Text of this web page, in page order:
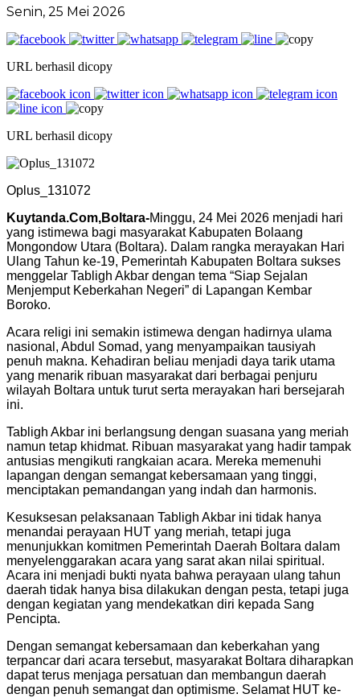
Senin, 25 Mei 2026
URL berhasil dicopy
URL berhasil dicopy
Oplus_131072
Kuytanda.Com,Boltara-Minggu, 24 Mei 2026 menjadi hari
yang istimewa bagi masyarakat Kabupaten Bolaang
Mongondow Utara (Boltara). Dalam rangka merayakan Hari
Ulang Tahun ke-19, Pemerintah Kabupaten Boltara sukses
menggelar Tabligh Akbar dengan tema “Siap Sejalan
Menjemput Keberkahan Negeri” di Lapangan Kembar
Boroko.
Acara religi ini semakin istimewa dengan hadirnya ulama
nasional, Abdul Somad, yang menyampaikan tausiyah
penuh makna. Kehadiran beliau menjadi daya tarik utama
yang menarik ribuan masyarakat dari berbagai penjuru
wilayah Boltara untuk turut serta merayakan hari bersejarah
ini.
Tabligh Akbar ini berlangsung dengan suasana yang meriah
namun tetap khidmat. Ribuan masyarakat yang hadir tampak
antusias mengikuti rangkaian acara. Mereka memenuhi
lapangan dengan semangat kebersamaan yang tinggi,
menciptakan pemandangan yang indah dan harmonis.
Kesuksesan pelaksanaan Tabligh Akbar ini tidak hanya
menandai perayaan HUT yang meriah, tetapi juga
menunjukkan komitmen Pemerintah Daerah Boltara dalam
menyelenggarakan acara yang sarat akan nilai spiritual.
Acara ini menjadi bukti nyata bahwa perayaan ulang tahun
daerah tidak hanya bisa dilakukan dengan pesta, tetapi juga
dengan kegiatan yang mendekatkan diri kepada Sang
Pencipta.
Dengan semangat kebersamaan dan keberkahan yang
terpancar dari acara tersebut, masyarakat Boltara diharapkan
dapat terus menjaga persatuan dan membangun daerah
dengan penuh semangat dan optimisme. Selamat HUT ke-